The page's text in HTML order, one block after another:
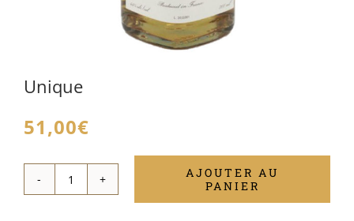
Unique
51,00€
quantité
AJOUTER AU
PANIER